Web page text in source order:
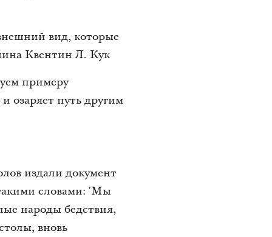
вид, которые
Квентин Л. Кук
примеру
озаряет путь другим
издали документ
словами: 'Мы
народы бедствия,
вновь